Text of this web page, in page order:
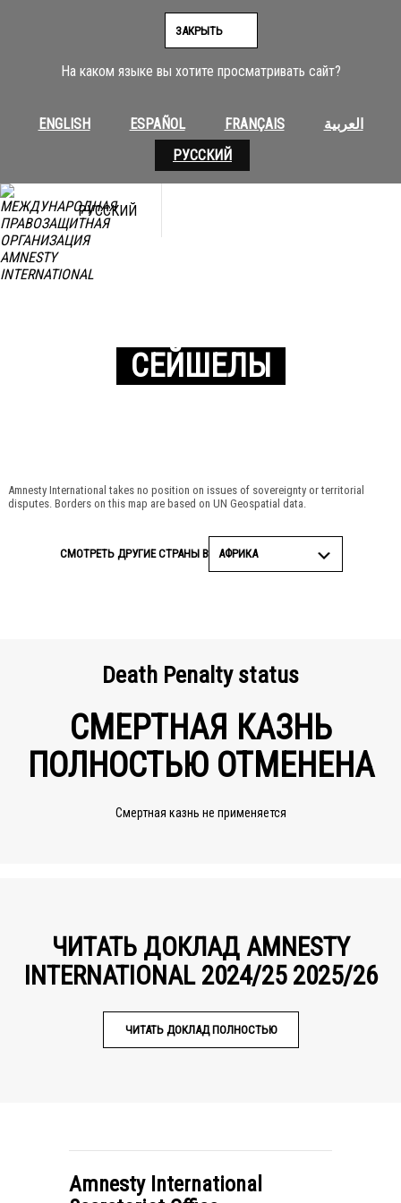
На каком языке вы хотите просматривать сайт?
ENGLISH ESPAÑOL FRANÇAIS
العربية
РУССКИЙ
ЗАКРЫТЬ
РУССКИЙ
СЕЙШЕЛЫ
Amnesty International takes no position on issues of sovereignty or territorial
disputes. Borders on this map are based on UN Geospatial data.
СМОТРЕТЬ ДРУГИЕ СТРАНЫ В АФРИКА
Death Penalty status
СМЕРТНАЯ КАЗНЬ
ПОЛНОСТЬЮ ОТМЕНЕНА
Смертная казнь не применяется
ЧИТАТЬ ДОКЛАД AMNESTY
INTERNATIONAL 2024/25 2025/26
ЧИТАТЬ ДОКЛАД ПОЛНОСТЬЮ
Amnesty International